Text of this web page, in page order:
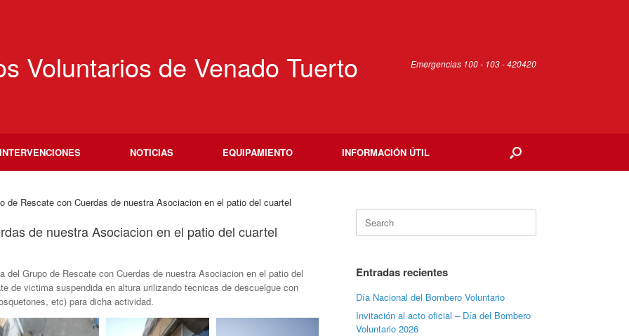
Voluntarios de Venado Tuerto Emergencias 100 - 103 - 420420
INTERVENCIONES NOTICIAS EQUIPAMIENTO INFORMACIÓN ÚTIL
de Rescate con Cuerdas de nuestra Asociacion en el patio del cuartel
de nuestra Asociacion en el patio del cuartel
del Grupo de Rescate con Cuerdas de nuestra Asociacion en el patio del
de victima suspendida en altura urilizando tecnicas de descuelgue con
etc) para dicha actividad.
Search
for:
Entradas recientes
Día Nacional del Bombero Voluntario
Invitación al acto oficial – Día del Bombero
Voluntario 2026